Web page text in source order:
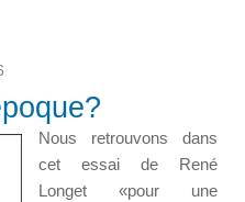
Nous retrouvons dans
cet essai de René
Longet «pour une